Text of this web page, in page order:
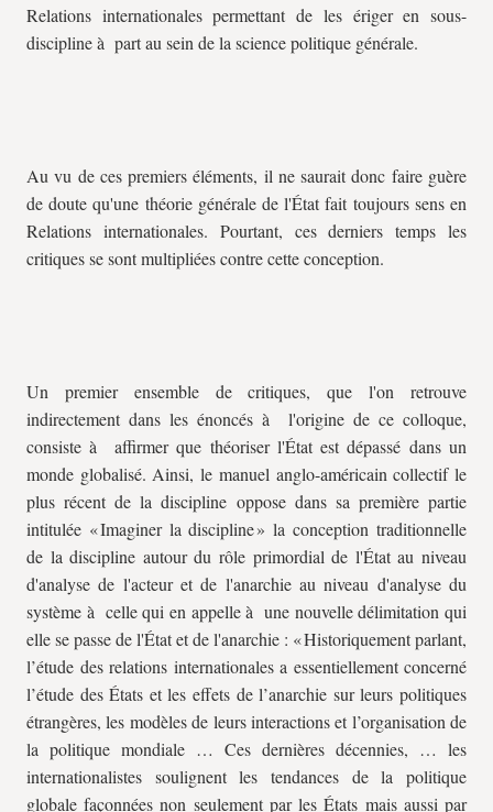
Relations internationales permettant de les ériger en sous-
discipline à part au sein de la science politique générale.
Au vu de ces premiers éléments, il ne saurait donc faire guère
de doute qu'une théorie générale de l'État fait toujours sens en
Relations internationales. Pourtant, ces derniers temps les
critiques se sont multipliées contre cette conception.
Un premier ensemble de critiques, que l'on retrouve
indirectement dans les énoncés à l'origine de ce colloque,
consiste à affirmer que théoriser l'État est dépassé dans un
monde globalisé. Ainsi, le manuel anglo-américain collectif le
plus récent de la discipline oppose dans sa première partie
intitulée « Imaginer la discipline » la conception traditionnelle
de la discipline autour du rôle primordial de l'État au niveau
d'analyse de l'acteur et de l'anarchie au niveau d'analyse du
système à celle qui en appelle à une nouvelle délimitation qui
elle se passe de l'État et de l'anarchie : « Historiquement parlant,
l’étude des relations internationales a essentiellement concerné
l’étude des États et les effets de l’anarchie sur leurs politiques
étrangères, les modèles de leurs interactions et l’organisation de
la politique mondiale … Ces dernières décennies, … les
internationalistes soulignent les tendances de la politique
globale façonnées non seulement par les États mais aussi par